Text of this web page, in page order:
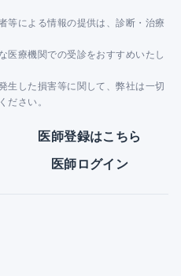
等による情報の提供は、診断・治療
医療機関での受診をおすすめいたし
生した損害等に関して、弊社は一切
ださい。
医師登録はこちら
医師ログイン